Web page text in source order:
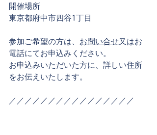
開催場所
東京都府中市四谷1丁目
参加ご希望の方は、 お問い合せ又はお
電話にてお申込みください。
お申込みいただいた方に、詳しい住所
をお伝えいたします。
／／／／／／／／／／／／／／／／